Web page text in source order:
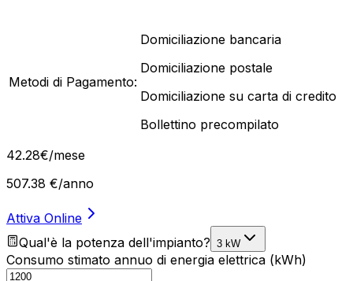
Metodi di Pagamento:
Domiciliazione bancaria
Domiciliazione postale
Domiciliazione su carta di credito
Bollettino precompilato
42.28€/mese
507.38 €/anno
Attiva Online
Qual'è la potenza dell'impianto? 3 kW
Consumo stimato annuo di energia elettrica (kWh)